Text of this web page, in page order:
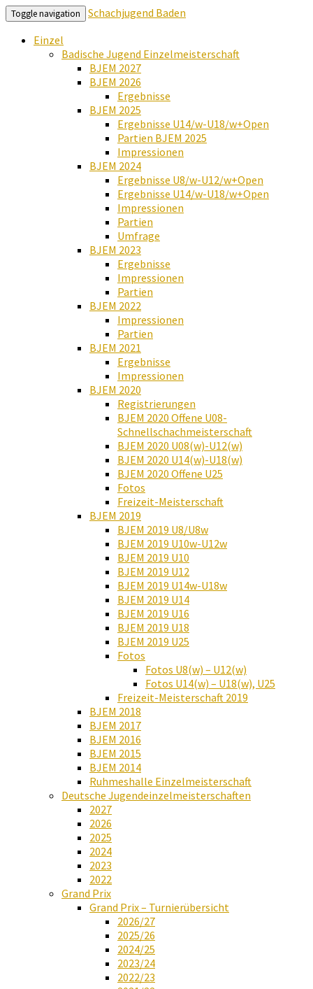
Toggle navigation
Schachjugend Baden
Einzel
Badische Jugend Einzelmeisterschaft
BJEM 2027
BJEM 2026
Ergebnisse
BJEM 2025
Ergebnisse U14/w-U18/w+Open
Partien BJEM 2025
Impressionen
BJEM 2024
Ergebnisse U8/w-U12/w+Open
Ergebnisse U14/w-U18/w+Open
Impressionen
Partien
Umfrage
BJEM 2023
Ergebnisse
Impressionen
Partien
BJEM 2022
Impressionen
Partien
BJEM 2021
Ergebnisse
Impressionen
BJEM 2020
Registrierungen
BJEM 2020 Offene U08-
Schnellschachmeisterschaft
BJEM 2020 U08(w)-U12(w)
BJEM 2020 U14(w)-U18(w)
BJEM 2020 Offene U25
Fotos
Freizeit-Meisterschaft
BJEM 2019
BJEM 2019 U8/U8w
BJEM 2019 U10w-U12w
BJEM 2019 U10
BJEM 2019 U12
BJEM 2019 U14w-U18w
BJEM 2019 U14
BJEM 2019 U16
BJEM 2019 U18
BJEM 2019 U25
Fotos
Fotos U8(w) – U12(w)
Fotos U14(w) – U18(w), U25
Freizeit-Meisterschaft 2019
BJEM 2018
BJEM 2017
BJEM 2016
BJEM 2015
BJEM 2014
Ruhmeshalle Einzelmeisterschaft
Deutsche Jugendeinzelmeisterschaften
2027
2026
2025
2024
2023
2022
Grand Prix
Grand Prix – Turnierübersicht
2026/27
2025/26
2024/25
2023/24
2022/23